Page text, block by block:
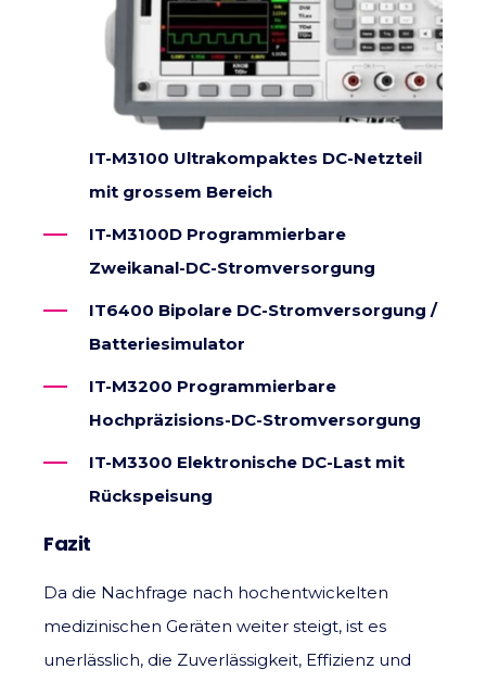
IT-M3100 Ultrakompaktes DC-Netzteil
mit grossem Bereich
IT-M3100D Programmierbare
Zweikanal-DC-Stromversorgung
IT6400 Bipolare DC-Stromversorgung /
Batteriesimulator
IT-M3200 Programmierbare
Hochpräzisions-DC-Stromversorgung
IT-M3300 Elektronische DC-Last mit
Rückspeisung
Fazit
Da die Nachfrage nach hochentwickelten
medizinischen Geräten weiter steigt, ist es
unerlässlich, die Zuverlässigkeit, Effizienz und